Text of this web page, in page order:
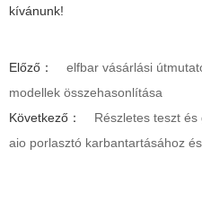
kívánunk!
Előző：
elfbar vásárlási
modellek összehasonlítása
Következő：
Részletes teszt
aio porlasztó karbantartásához